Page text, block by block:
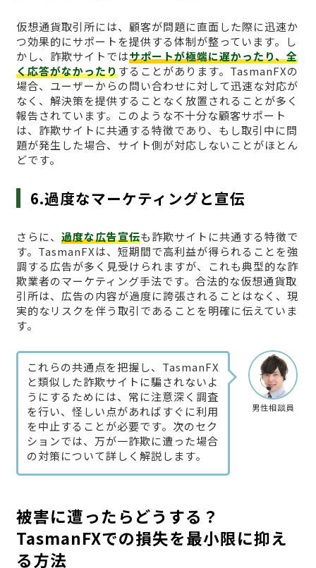
仮想通貨取引所には、顧客が問題に直面した際に迅速か
つ効果的にサポートを提供する体制が整っています。し
かし、詐欺サイトではサポートが極端に遅かったり、全
く応答がなかったりすることがあります。TasmanFXの
場合、ユーザーからの問い合わせに対して迅速な対応が
なく、解決策を提供することなく放置されることが多く
報告されています。このような不十分な顧客サポート
は、詐欺サイトに共通する特徴であり、もし取引中に問
題が発生した場合、サイト側が対応しないことがほとん
どです。
6.過度なマーケティングと宣伝
さらに、 過度な広告宣伝も詐欺サイトに共通する特徴で
す。TasmanFXは、短期間で高利益が得られることを強
調する広告が多く見受けられますが、これも典型的な詐
欺業者のマーケティング手法です。合法的な仮想通貨取
引所は、広告の内容が過度に誇張されることはなく、現
実的なリスクを伴う取引であることを明確に伝えていま
す。
男性相談員
これらの共通点を把握し、TasmanFX
と類似した詐欺サイトに騙されないよ
うにするためには、常に注意深く調査
を行い、怪しい点があればすぐに利用
を中止することが必要です。次のセク
ションでは、万が一詐欺に遭った場合
の対策について詳しく解説します。
被害に遭ったらどうする？
TasmanFXでの損失を最小限に抑え
る方法